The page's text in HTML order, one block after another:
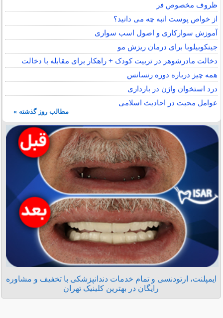
ظروف مخصوص فر
از خواص پوست انبه چه می دانید؟
آموزش سوارکاری و اصول اسب سواری
جینکوبیلوبا برای درمان ریزش مو
دخالت مادرشوهر در تربیت کودک + راهکار برای مقابله با دخالت
همه چیز درباره دوره رنسانس
درد استخوان واژن در بارداری
عوامل محبت در احادیث اسلامى
مطالب روز گذشته »
ایمپلنت، ارتودنسی و تمام خدمات دندانپزشکی با تخفیف و مشاوره
رایگان در بهترین کلینیک تهران